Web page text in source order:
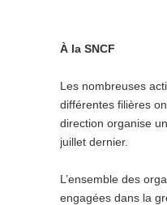
À la SNCF
Les nombreuses
différentes filières
direction organise
juillet dernier.
L’ensemble des
engagées dans la